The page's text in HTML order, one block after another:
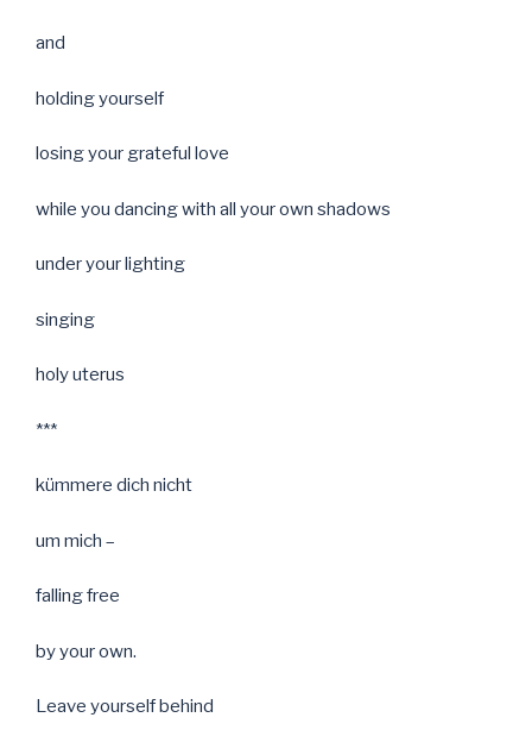
and
holding yourself
losing your grateful love
while you dancing with all your own shadows
under your lighting
singing
holy uterus
***
kümmere dich nicht
um mich –
falling free
by your own.
Leave yourself behind